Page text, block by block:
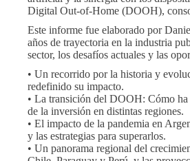
Digital Out-of-Home (DOOH),
Este informe fue elaborado por
años de trayectoria en la industria
sector, los desafíos actuales y las
• Un recorrido por la historia y
redefinido su impacto.
• La transición del DOOH: Cómo
de la inversión en distintas regiones.
• El impacto de la pandemia en
y las estrategias para superarlos.
• Un panorama regional del